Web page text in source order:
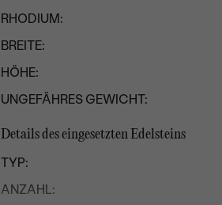
RHODIUM:
BREITE:
HÖHE:
UNGEFÄHRES GEWICHT:
Details des eingesetzten Edelsteins
TYP:
ANZAHL: